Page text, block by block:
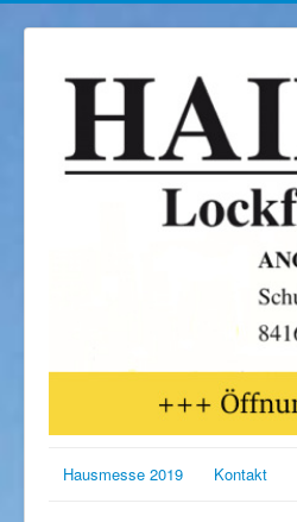
Hausmesse 2019 Kontakt